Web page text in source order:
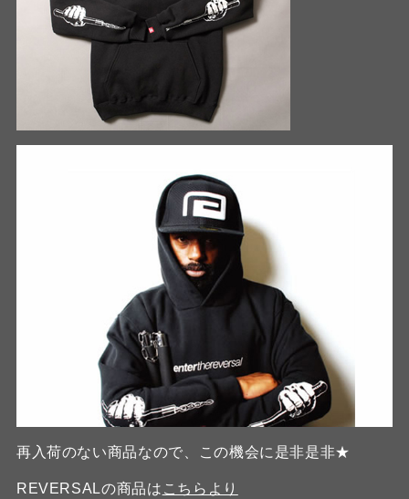
再入荷のない商品なので、この機会に是非是非★
REVERSALの商品は こちらより